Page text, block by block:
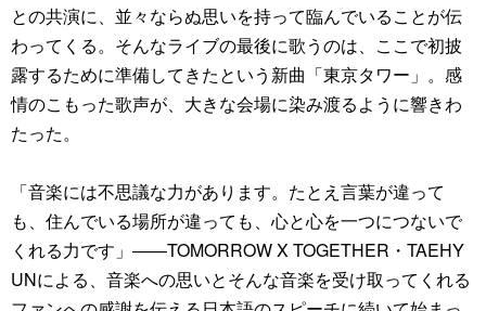
との共演に、並々ならぬ思いを持って臨んでいることが伝
わってくる。そんなライブの最後に歌うのは、ここで初披
露するために準備してきたという新曲「東京タワー」。感
情のこもった歌声が、大きな会場に染み渡るように響きわ
たった。
「音楽には不思議な力があります。たとえ言葉が違って
も、住んでいる場所が違っても、心と心を一つにつないで
くれる力です」――TOMORROW X TOGETHER・TAEHY
UNによる、音楽への思いとそんな音楽を受け取ってくれる